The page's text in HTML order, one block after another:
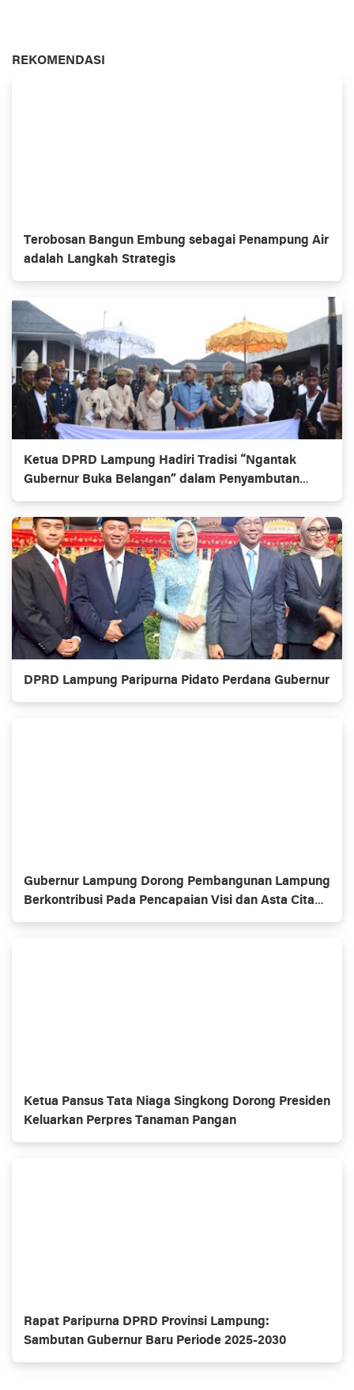
REKOMENDASI
Terobosan Bangun Embung sebagai Penampung Air
adalah Langkah Strategis
Ketua DPRD Lampung Hadiri Tradisi “Ngantak
Gubernur Buka Belangan” dalam Penyambutan
Gubernur Baru
DPRD Lampung Paripurna Pidato Perdana Gubernur
Gubernur Lampung Dorong Pembangunan Lampung
Berkontribusi Pada Pencapaian Visi dan Asta Cita
Pembangunan Nasional
Ketua Pansus Tata Niaga Singkong Dorong Presiden
Keluarkan Perpres Tanaman Pangan
Rapat Paripurna DPRD Provinsi Lampung:
Sambutan Gubernur Baru Periode 2025-2030